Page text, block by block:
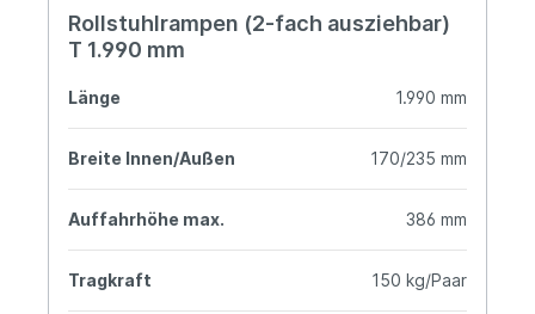
Rollstuhlrampen (2-fach ausziehbar)
T 1.990 mm
Länge 1.990 mm
Breite Innen/Außen 170/235 mm
Auffahrhöhe max. 386 mm
Tragkraft 150 kg/Paar